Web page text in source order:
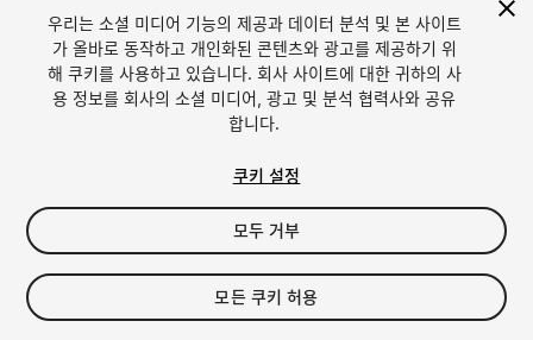
简体中文
日本語
Unity에서 에셋 판매
에셋 등록 가이드라인
퍼블리셔 로그인
자주 묻는 질문
우리는 소셜 미디어 기능의 제공과 데이터 분석 및 본 사이트
가 올바로 동작하고 개인화된 콘텐츠와 광고를 제공하기 위
해 쿠키를 사용하고 있습니다. 회사 사이트에 대한 귀하의 사
용 정보를 회사의 소셜 미디어, 광고 및 분석 협력사와 공유
합니다.
쿠키 설정
모두 거부
모든 쿠키 허용